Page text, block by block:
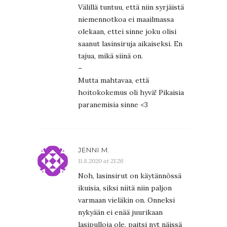
Välillä tuntuu, että niin syrjäistä
niemennotkoa ei maailmassa
olekaan, ettei sinne joku olisi
saanut lasinsiruja aikaiseksi. En
tajua, mikä siinä on.
–
Mutta mahtavaa, että
hoitokokemus oli hyvä! Pikaisia
paranemisia sinne <3
JENNI M.
11.8.2020 at 21:26
Noh, lasinsirut on käytännössä
ikuisia, siksi niitä niin paljon
varmaan vieläkin on. Onneksi
nykyään ei enää juurikaan
lasipulloja ole, paitsi nyt näissä